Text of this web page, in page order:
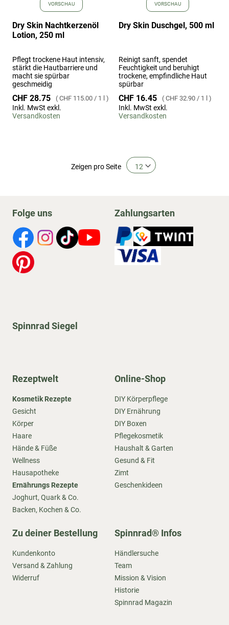
VORSCHAU
Dry Skin Nachtkerzenöl
Lotion, 250 ml
Pflegt trockene Haut intensiv,
stärkt die Hautbarriere und
macht sie spürbar
geschmeidig
CHF 28.75 CHF 115.00 / 1 l
Inkl. MwSt exkl.
Versandkosten
VORSCHAU
Dry Skin Duschgel, 500 ml
Reinigt sanft, spendet
Feuchtigkeit und beruhigt
trockene, empfindliche Haut
spürbar
CHF 16.45 CHF 32.90 / 1 l
Inkl. MwSt exkl.
Versandkosten
Zeigen pro Seite
Folge uns Zahlungsarten
Spinnrad Siegel
Rezeptwelt
Kosmetik Rezepte
Gesicht
Körper
Haare
Hände & Füße
Wellness
Hausapotheke
Ernährungs Rezepte
Joghurt, Quark & Co.
Backen, Kochen & Co.
Online-Shop
DIY Körperpflege
DIY Ernährung
DIY Boxen
Pflegekosmetik
Haushalt & Garten
Gesund & Fit
Zimt
Geschenkideen
Zu deiner Bestellung
Kundenkonto
Versand & Zahlung
Widerruf
Spinnrad® Infos
Händlersuche
Team
Mission & Vision
Historie
Spinnrad Magazin